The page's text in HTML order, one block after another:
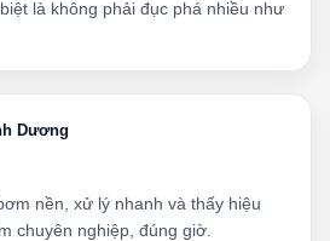
là không phải đục phá nhiều như
Dương
nền, xử lý nhanh và thấy hiệu
chuyên nghiệp, đúng giờ.